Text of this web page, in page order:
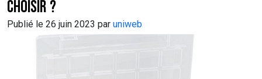
choisir ?
Publié le 26 juin 2023 par uniweb